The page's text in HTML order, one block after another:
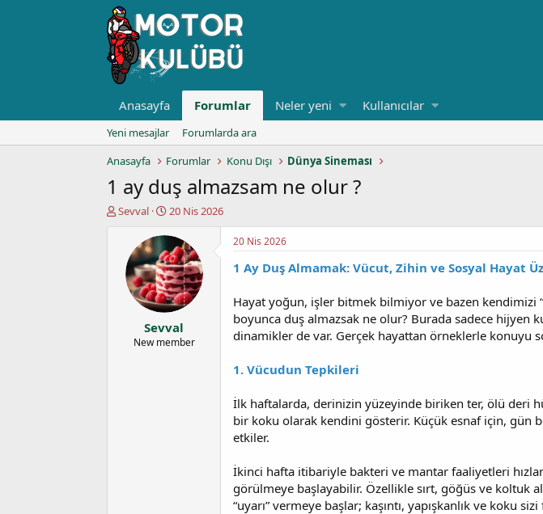
Anasayfa Forumlar Neler yeni Kullanıcılar
Yeni mesajlar
Forumlarda ara
Anasayfa
Forumlar Konu Dışı Dünya Sineması
1 ay duş almazsam ne olur ?
K
Sevval
B
ş
l
a
n
g
ı
ç
t
20 Nis 2026
Sevval
New member
20 Nis 2026
1 Ay Duş Almamak: Vücut, Zihin ve Sosyal Hayat
Hayat yoğun, işler bitmek bilmiyor ve bazen
boyunca duş almazsak ne olur? Burada sadece hijyen
dinamikler de var. Gerçek hayattan örneklerle konuyu
1. Vücudun Tepkileri
İlk haftalarda, derinizin yüzeyinde biriken ter, ölü deri
bir koku olarak kendini gösterir. Küçük esnaf için, gün
etkiler.
İkinci hafta itibariyle bakteri ve mantar faaliyetleri
görülmeye başlayabilir. Özellikle sırt, göğüs ve koltuk
“uyarı” vermeye başlar; kaşıntı, yapışkanlık ve koku